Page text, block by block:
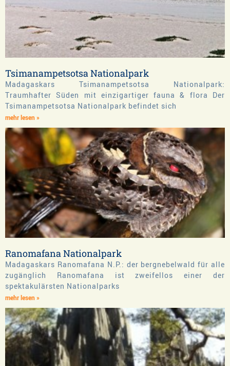
Tsimanampetsotsa Nationalpark
Madagaskars Tsimanampetsotsa Nationalpark:
Traumhafter Süden mit einzigartiger fauna & flora Der
Tsimanampetsotsa Nationalpark befindet sich
mehr lesen »
Ranomafana Nationalpark
Madagaskars Ranomafana N.P.: der bergnebelwald für alle
zugänglich Ranomafana ist zweifellos einer der
spektakulärsten Nationalparks
mehr lesen »